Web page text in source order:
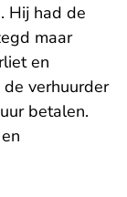
Hij had de
maar
en
verhuurder
betalen.